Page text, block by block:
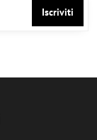
Iscriviti